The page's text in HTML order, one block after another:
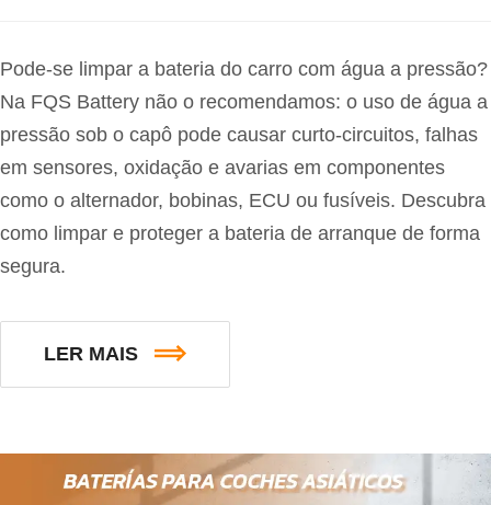
Pode-se limpar a bateria do carro com água a pressão?
Na FQS Battery não o recomendamos: o uso de água a
pressão sob o capô pode causar curto-circuitos, falhas
em sensores, oxidação e avarias em componentes
como o alternador, bobinas, ECU ou fusíveis. Descubra
como limpar e proteger a bateria de arranque de forma
segura.
LER MAIS